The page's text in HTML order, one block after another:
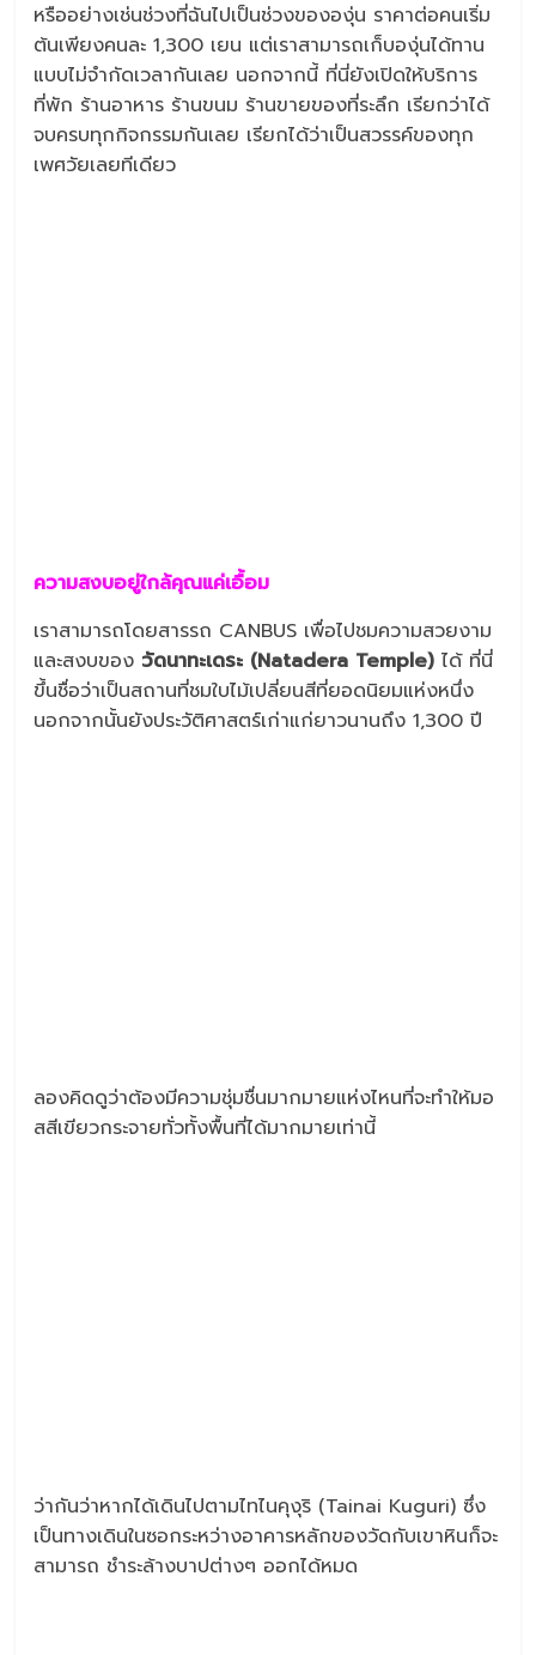
หรืออย่างเช่นช่วงที่ฉันไปเป็นช่วงขององุ่น ราคาต่อคนเริ่ม
ต้นเพียงคนละ 1,300 เยน แต่เราสามารถเก็บองุ่นได้ทาน
แบบไม่จำกัดเวลากันเลย นอกจากนี้ ที่นี่ยังเปิดให้บริการ
ที่พัก ร้านอาหาร ร้านขนม ร้านขายของที่ระลึก เรียกว่าได้
จบครบทุกกิจกรรมกันเลย เรียกได้ว่าเป็นสวรรค์ของทุก
เพศวัยเลยทีเดียว
ความสงบอยู่ใกล้คุณแค่เอื้อม
เราสามารถโดยสารรถ CANBUS เพื่อไปชมความสวยงาม
และสงบของ วัดนาทะเดระ (Natadera Temple) ได้ ที่นี่
ขึ้นชื่อว่าเป็นสถานที่ชมใบไม้เปลี่ยนสีที่ยอดนิยมแห่งหนึ่ง
นอกจากนั้นยังประวัติศาสตร์เก่าแก่ยาวนานถึง 1,300 ปี
ลองคิดดูว่าต้องมีความชุ่มชื่นมากมายแห่งไหนที่จะทำให้มอ
สสีเขียวกระจายทั่วทั้งพื้นที่ได้มากมายเท่านี้
ว่ากันว่าหากได้เดินไปตามไทไนคุงุริ (Tainai Kuguri) ซึ่ง
เป็นทางเดินในซอกระหว่างอาคารหลักของวัดกับเขาหินก็จะ
สามารถ ชำระล้างบาปต่างๆ ออกได้หมด